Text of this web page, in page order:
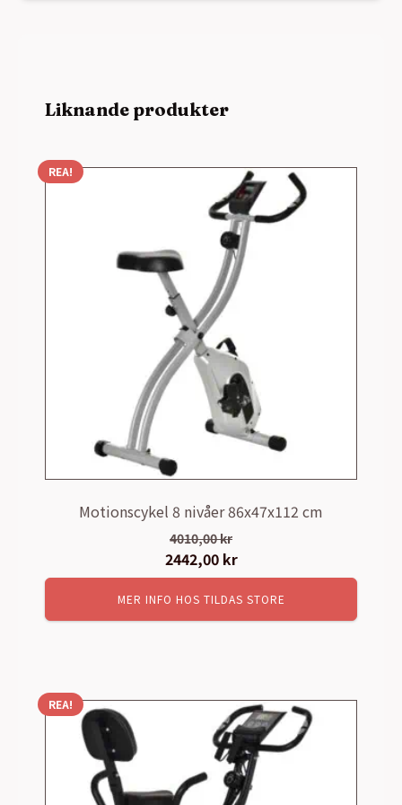
Liknande produkter
REA!
Motionscykel 8 nivåer 86x47x112 cm
4010,00kr
Det
ursprungliga
priset
var:
2442,00 krDet
nuvarande
priset
är:
MER INFO HOS TILDAS STORE
REA!